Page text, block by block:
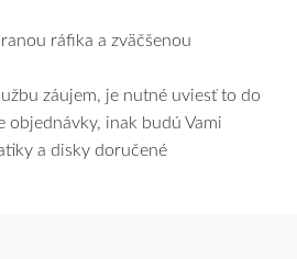
ráfika a zväčšenou
záujem, je nutné uviesť to do
objednávky, inak budú Vami
a disky doručené